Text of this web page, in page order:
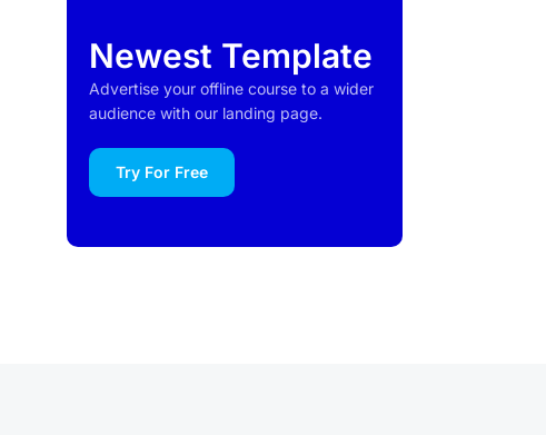
Newest Template
Advertise your offline course to a wider
audience with our landing page.
Try For Free